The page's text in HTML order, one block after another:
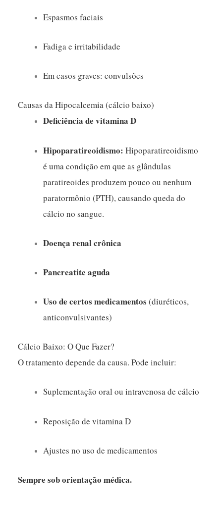
Espasmos faciais
Fadiga e irritabilidade
Em casos graves: convulsões
Causas da Hipocalcemia (cálcio baixo)
Deficiência de vitamina D
Hipoparatireoidismo: Hipoparatireoidismo
é uma condição em que as glândulas
paratireoides produzem pouco ou nenhum
paratormônio (PTH), causando queda do
cálcio no sangue.
Doença renal crônica
Pancreatite aguda
Uso de certos medicamentos (diuréticos,
anticonvulsivantes)
Cálcio Baixo: O Que Fazer?
O tratamento depende da causa. Pode incluir:
Suplementação oral ou intravenosa de cálcio
Reposição de vitamina D
Ajustes no uso de medicamentos
Sempre sob orientação médica.